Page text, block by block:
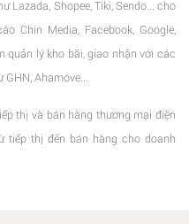
Lazada, Shopee, Tiki, Sendo... cho
Chin Media, Facebook, Google,
quản lý kho bãi, giao nhận với các
Ahamove...
thị và bán hàng thương mại điện
thị đến bán hàng cho doanh